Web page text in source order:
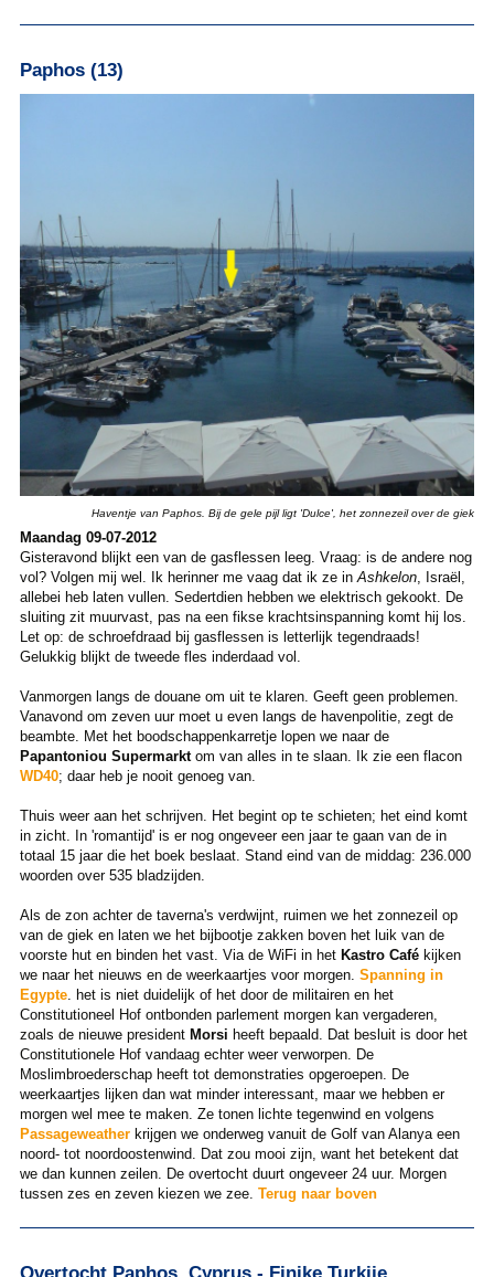
Paphos (13)
Haventje van Paphos. Bij de gele pijl ligt 'Dulce', het zonnezeil over de giek
Maandag 09-07-2012
Gisteravond blijkt een van de gasflessen leeg. Vraag: is de andere nog
vol? Volgen mij wel. Ik herinner me vaag dat ik ze inAshkelon, Israël,
allebei heb laten vullen. Sedertdien hebben we elektrisch gekookt. De
sluiting zit muurvast, pas na een fikse krachtsinspanning komt hij los.
Let op: de schroefdraad bij gasflessen is letterlijk tegendraads!
Gelukkig blijkt de tweede fles inderdaad vol.
Vanmorgen langs de douane om uit te klaren. Geeft geen problemen.
Vanavond om zeven uur moet u even langs de havenpolitie, zegt de
beambte. Met het boodschappenkarretje lopen we naar de
Papantoniou Supermarktom van alles in te slaan. Ik zie een flacon
WD40; daar heb je nooit genoeg van.
Thuis weer aan het schrijven. Het begint op te schieten; het eind komt
in zicht. In 'romantijd' is er nog ongeveer een jaar te gaan van de in
totaal 15 jaar die het boek beslaat. Stand eind van de middag: 236.000
woorden over 535 bladzijden.
Als de zon achter de taverna's verdwijnt, ruimen we het zonnezeil op
van de giek en laten we het bijbootje zakken boven het luik van de
voorste hut en binden het vast. Via de WiFi in het Kastro Cafékijken
we naar het nieuws en de weerkaartjes voor morgen. Spanning in
Egypte. het is niet duidelijk of het door de militairen en het
Constitutioneel Hof ontbonden parlement morgen kan vergaderen,
zoals de nieuwe president Morsi heeft bepaald. Dat besluit is door het
Constitutionele Hof vandaag echter weer verworpen. De
Moslimbroederschap heeft tot demonstraties opgeroepen. De
weerkaartjes lijken dan wat minder interessant, maar we hebben er
morgen wel mee te maken. Ze tonen lichte tegenwind en volgens
Passageweatherkrijgen we onderweg vanuit de Golf van Alanya een
noord- tot noordoostenwind. Dat zou mooi zijn, want het betekent dat
we dan kunnen zeilen. De overtocht duurt ongeveer 24 uur. Morgen
tussen zes en zeven kiezen we zee. Terug naar boven
Overtocht Paphos, Cyprus - Finike,Turkije